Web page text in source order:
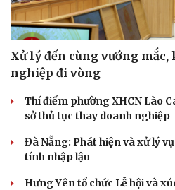
Xử lý đến cùng vướng mắc,
nghiệp đi vòng
Thí điểm phường XHCN Lào
sở thủ tục thay doanh nghiệp
Đà Nẵng: Phát hiện và xử lý
tính nhập lậu
Hưng Yên tổ chức Lễ hội và